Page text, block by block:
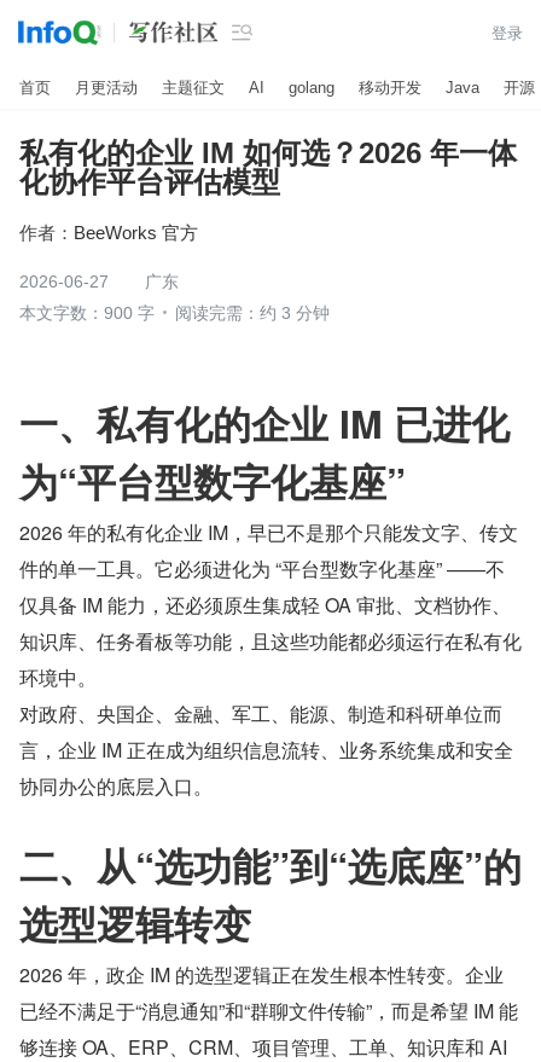
 登录
首页 月更活动 主题征文 AI golang 移动开发 Java 开源
私有化的企业 IM 如何选？2026 年一体
化协作平台评估模型
作者： BeeWorks 官方
2026-06-27
广东
本文字数：900 字
阅读完需：约 3 分钟
一、私有化的企业 IM 已进化
为“平台型数字化基座”
2026 年的私有化企业 IM，早已不是那个只能发文字、传文
件的单一工具。它必须进化为 “平台型数字化基座” ——不
仅具备 IM 能力，还必须原生集成轻 OA 审批、文档协作、
知识库、任务看板等功能，且这些功能都必须运行在私有化
环境中。
对政府、央国企、金融、军工、能源、制造和科研单位而
言，企业 IM 正在成为组织信息流转、业务系统集成和安全
协同办公的底层入口。
二、从“选功能”到“选底座”的
选型逻辑转变
2026 年，政企 IM 的选型逻辑正在发生根本性转变。企业
已经不满足于“消息通知”和“群聊文件传输”，而是希望 IM 能
够连接 OA、ERP、CRM、项目管理、工单、知识库和 AI